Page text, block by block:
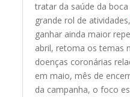
tratar da saúde da
grande rol de
ganhar ainda maior
abril, retoma os temas
doenças coronárias
em maio, mês de
da campanha, o foco